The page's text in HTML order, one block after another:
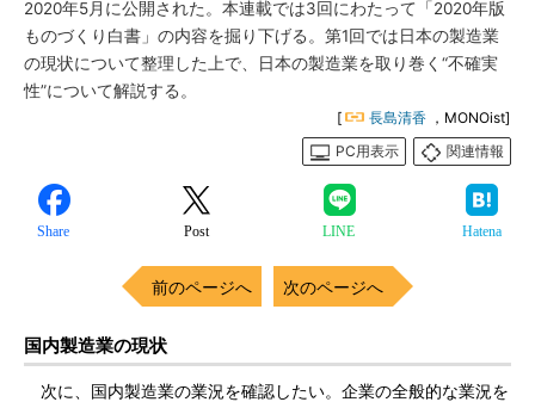
2020年5月に公開された。本連載では3回にわたって「2020年版
ものづくり白書」の内容を掘り下げる。第1回では日本の製造業
の現状について整理した上で、日本の製造業を取り巻く“不確実
性”について解説する。
[ 長島清香 ，MONOist]
PC用表示
関連情報
Share Post LINE Hatena
前のページへ 次のページへ
国内製造業の現状
次に、国内製造業の業況を確認したい。企業の全般的な業況を